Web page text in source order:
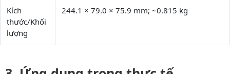
Kích
thước/Khối
lượng
244.1 × 79.0 × 75.9 mm; ~0.815 kg